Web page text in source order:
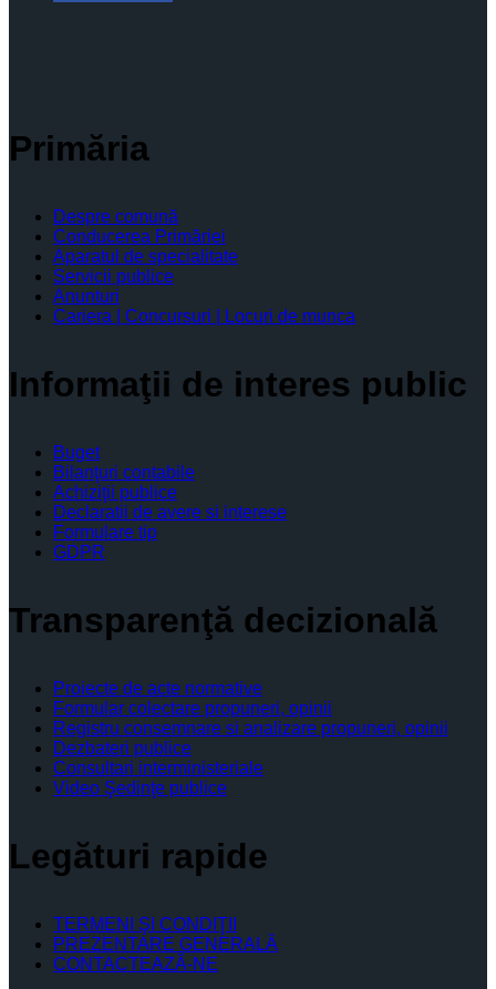
Primăria
Despre comună
Conducerea Primăriei
Aparatul de specialitate
Servicii publice
Anunturi
Cariera | Concursuri | Locuri de munca
Informaţii de interes public
Buget
Bilanţuri contabile
Achiziţii publice
Declaratii de avere si interese
Formulare tip
GDPR
Transparenţă decizională
Proiecte de acte normative
Formular colectare propuneri, opinii
Registru consemnare si analizare propuneri, opinii
Dezbateri publice
Consultari interministeriale
Video Şedinţe publice
Legături rapide
TERMENI ŞI CONDIŢII
PREZENTARE GENERALĂ
CONTACTEAZĂ-NE